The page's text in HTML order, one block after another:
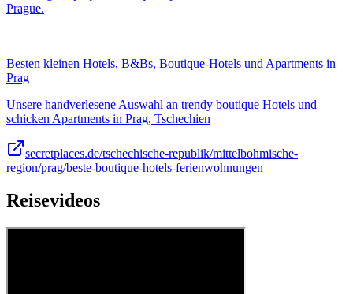
Prague.
Besten kleinen Hotels, B&Bs, Boutique-Hotels und Apartments in
Prag
Unsere handverlesene Auswahl an trendy boutique Hotels und
schicken Apartments in Prag, Tschechien
secretplaces.de/tschechische-republik/mittelbohmische-
region/prag/beste-boutique-hotels-ferienwohnungen
Reisevideos